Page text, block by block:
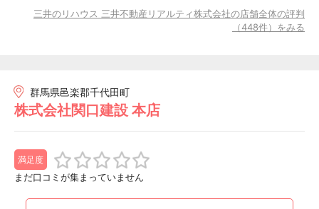
三井のリハウス 三井不動産リアルティ株式会社の店舗全体の評判
（448件）をみる
群馬県邑楽郡千代田町
株式会社関口建設 本店
満足度
まだ口コミが集まっていません